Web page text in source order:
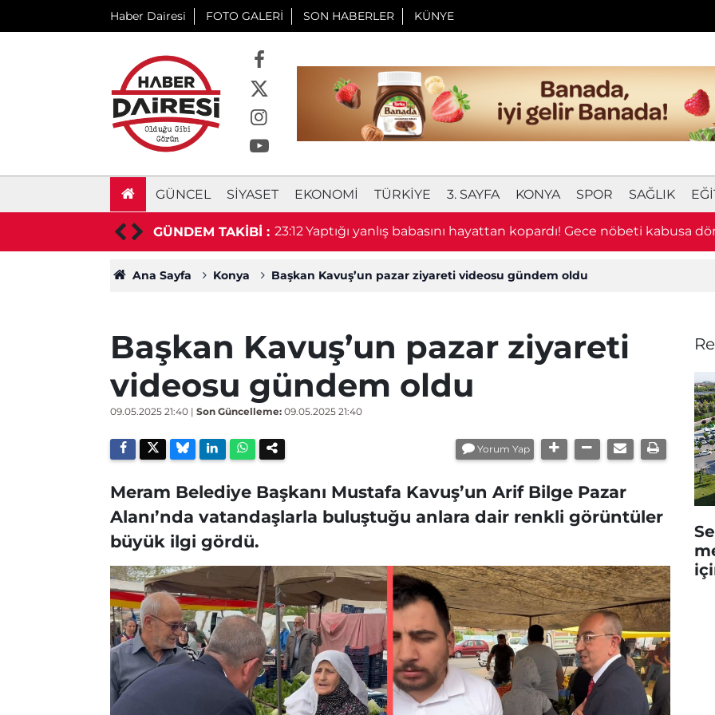
Haber Dairesi FOTO GALERİ SON HABERLER KÜNYE
GÜNCEL SIYASET EKONOMI TÜRKIYE 3. SAYFA KONYA SPOR SAĞLIK
GÜNDEM TAKİBİ :
depo için ihaleye çıkıyor 23:12Yaptığı yanlış babasını hayattan kopardı! Gece nöbeti kabusa
Ana Sayfa Konya Başkan Kavuş’un pazar ziyareti videosu gündem oldu
Başkan Kavuş’un pazar ziyareti
videosu gündem oldu
09.05.2025 21:40 | Son Güncelleme: 09.05.2025 21:40
Yorum Yap
Meram Belediye Başkanı Mustafa Kavuş’un Arif Bilge Pazar
Alanı’nda vatandaşlarla buluştuğu anlara dair renkli görüntüler
büyük ilgi gördü.